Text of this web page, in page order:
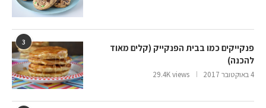
3
פנקייקים כמו בבית הפנקייק (קלים מאוד
להכנה)
4 באוקטובר 2017 29.4K views